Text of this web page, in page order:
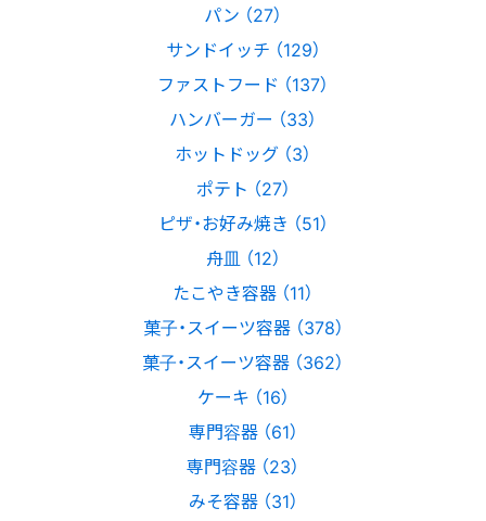
パン （27）
サンドイッチ （129）
ファストフード （137）
ハンバーガー （33）
ホットドッグ （3）
ポテト （27）
ピザ・お好み焼き （51）
舟皿 （12）
たこやき容器 （11）
菓子・スイーツ容器 （378）
菓子・スイーツ容器 （362）
ケーキ （16）
専門容器 （61）
専門容器 （23）
みそ容器 （31）